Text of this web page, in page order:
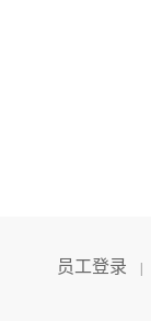
员工登录